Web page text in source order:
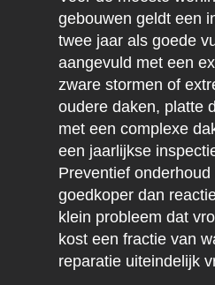
gebouwen geldt een
twee jaar als goede
aangevuld met een
zware stormen of
oudere daken, platte
met een complexe
een jaarlijkse
Preventief onderhoud
goedkoper dan
klein probleem dat
kost een fractie van
reparatie uiteindelijk